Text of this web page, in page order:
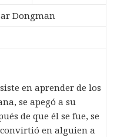
Dongman
en aprender de los
se apegó a su
de que él se fue, se
en alguien a